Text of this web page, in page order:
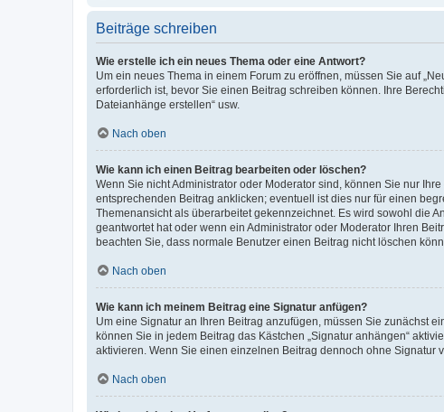
Beiträge schreiben
Wie erstelle ich ein neues Thema oder eine Antwort?
Um ein neues Thema in einem Forum zu eröffnen, müssen Sie auf
erforderlich ist, bevor Sie einen Beitrag schreiben können. Ihre
Dateianhänge erstellen“ usw.
Nach oben
Wie kann ich einen Beitrag bearbeiten oder löschen?
Wenn Sie nicht Administrator oder Moderator sind, können Sie nur
entsprechenden Beitrag anklicken; eventuell ist dies nur für einen
Themenansicht als überarbeitet gekennzeichnet. Es wird sowohl die
geantwortet hat oder wenn ein Administrator oder Moderator Ihren
beachten Sie, dass normale Benutzer einen Beitrag nicht löschen
Nach oben
Wie kann ich meinem Beitrag eine Signatur anfügen?
Um eine Signatur an Ihren Beitrag anzufügen, müssen Sie zunächst
können Sie in jedem Beitrag das Kästchen „Signatur anhängen“
aktivieren. Wenn Sie einen einzelnen Beitrag dennoch ohne Signatur
Nach oben